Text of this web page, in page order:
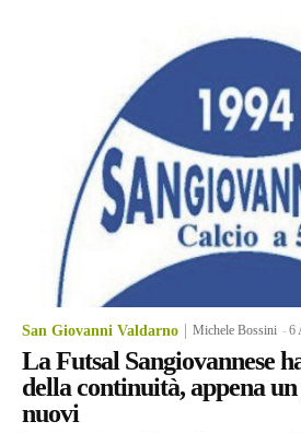
San Giovanni Valdarno Michele Bossini -6
La Futsal Sangiovannese
della continuità, appena
nuovi